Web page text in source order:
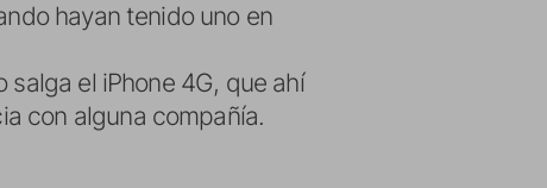
hayan tenido uno en
salga el iPhone 4G, que ahí
con alguna compañía.